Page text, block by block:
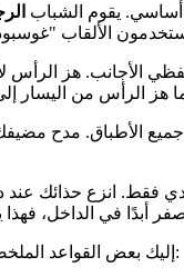
أساسي. يقوم الشباب
الأجانب. هز الرأس
الأطباق. مدح
فقط. انزع حذائك
إليك بعض القواعد الملخصة لزيارتك القادمة: